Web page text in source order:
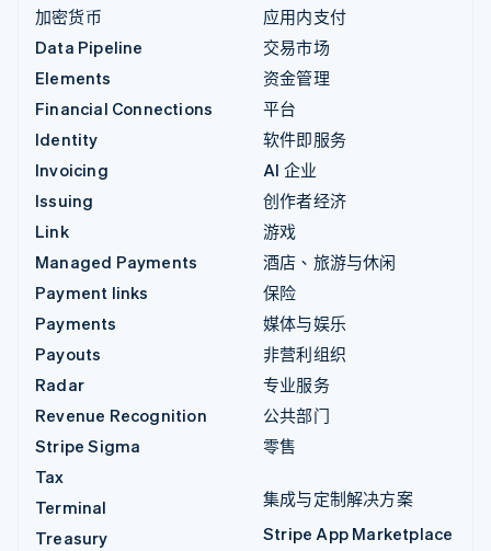
加密货币
Data Pipeline
Elements
Financial Connections
Identity
Invoicing
Issuing
Link
Managed Payments
Payment links
Payments
Payouts
Radar
Revenue Recognition
Stripe Sigma
Tax
Terminal
Treasury
应用内支付
交易市场
资金管理
平台
软件即服务
AI 企业
创作者经济
游戏
酒店、旅游与休闲
保险
媒体与娱乐
非营利组织
专业服务
公共部门
零售
集成与定制解决方案
Stripe App Marketplace